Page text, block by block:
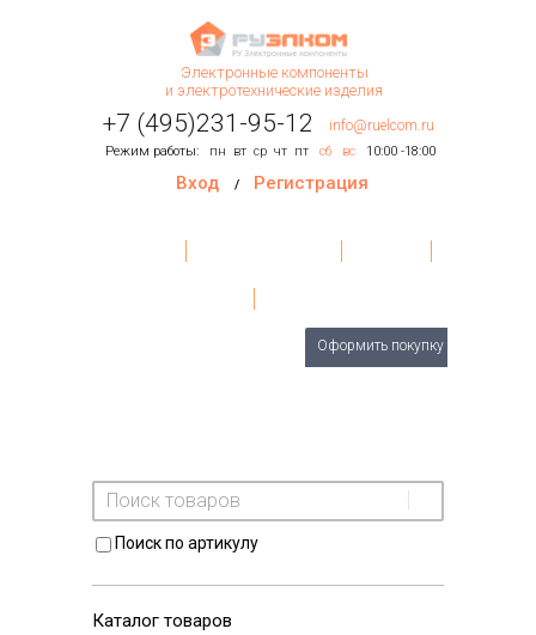
Электронные компоненты
и электротехнические изделия
+7 (495)231-95-12 info@ruelcom.ru
Режим работы: пн вт ср чт пт сб вс 10:00 -18:00
Вход / Регистрация
Оформить покупку
Поиск по артикулу
Каталог товаров